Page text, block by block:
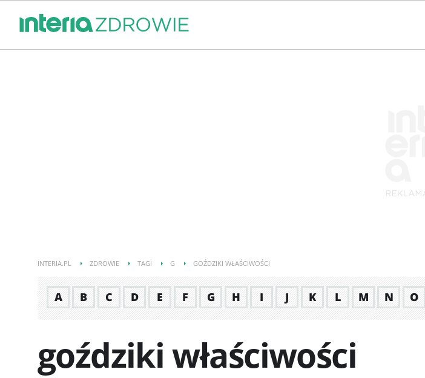
INTERIA.PL ZDROWIE TAGI G GOŹDZIKI WŁAŚCIWOŚCI
A B C D E F G H I J K L M N O
goździki właściwości